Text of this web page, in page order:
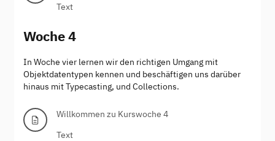
Text
Woche 4
In Woche vier lernen wir den richtigen Umgang mit
Objektdatentypen kennen und beschäftigen uns darüber
hinaus mit Typecasting, und Collections.
Willkommen zu Kurswoche 4
Text